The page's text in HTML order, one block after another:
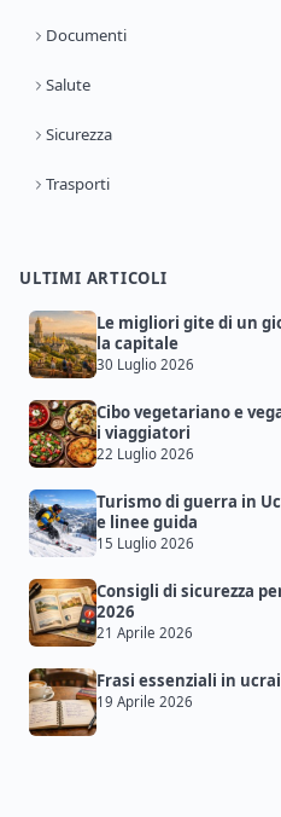
Documenti
Salute
Sicurezza
Trasporti
ULTIMI ARTICOLI
Le migliori gite di un
la capitale
30 Luglio 2026
Cibo vegetariano e
i viaggiatori
22 Luglio 2026
Turismo di guerra in
e linee guida
15 Luglio 2026
Consigli di sicurezza
2026
21 Aprile 2026
Frasi essenziali in
19 Aprile 2026